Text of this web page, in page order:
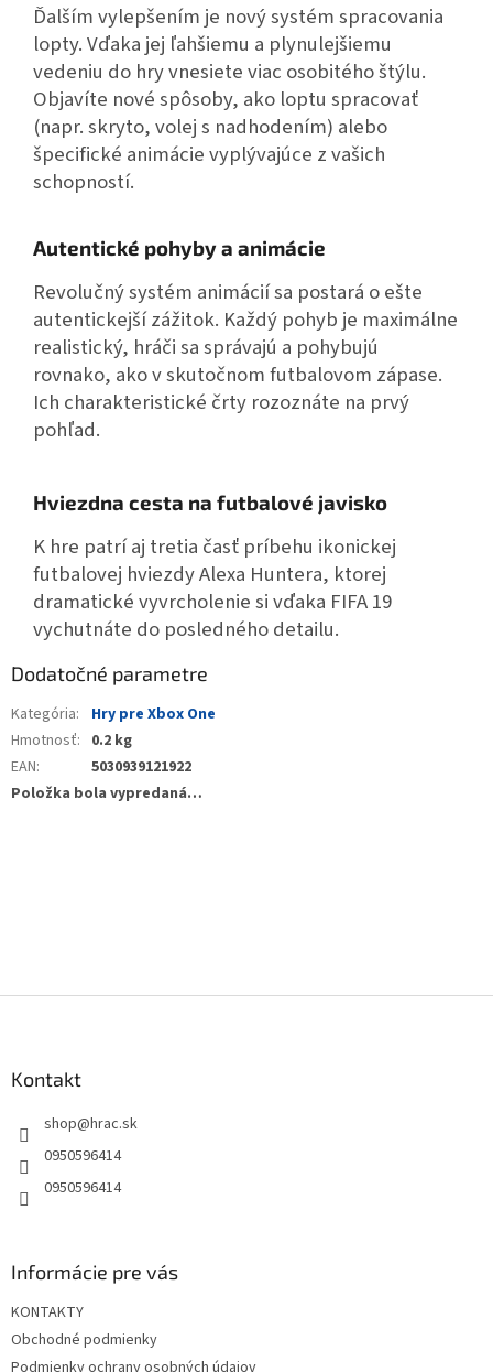
Ďalším vylepšením je nový systém spracovania
lopty. Vďaka jej ľahšiemu a plynulejšiemu
vedeniu do hry vnesiete viac osobitého štýlu.
Objavíte nové spôsoby, ako loptu spracovať
(napr. skryto, volej s nadhodením) alebo
špecifické animácie vyplývajúce z vašich
schopností.
Autentické pohyby a animácie
Revolučný systém animácií sa postará o ešte
autentickejší zážitok. Každý pohyb je maximálne
realistický, hráči sa správajú a pohybujú
rovnako, ako v skutočnom futbalovom zápase.
Ich charakteristické črty rozoznáte na prvý
pohľad.
Hviezdna cesta na futbalové javisko
K hre patrí aj tretia časť príbehu ikonickej
futbalovej hviezdy Alexa Huntera, ktorej
dramatické vyvrcholenie si vďaka FIFA 19
vychutnáte do posledného detailu.
Dodatočné parametre
Kategória:
Hry pre Xbox One
Hmotnosť: 0.2 kg
EAN:
5030939121922
Položka bola vypredaná…
Kontakt
shop@hrac.sk
0950596414
0950596414
Informácie pre vás
KONTAKTY
Obchodné podmienky
Podmienky ochrany osobných údajov